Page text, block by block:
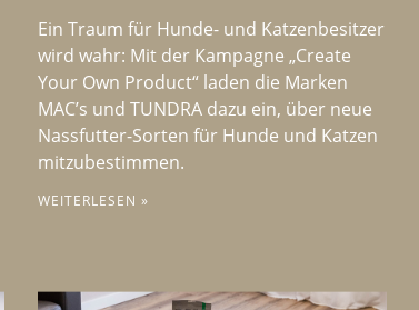
Ein Traum für Hunde- und Katzenbesitzer
wird wahr: Mit der Kampagne „Create
Your Own Product“ laden die Marken
MAC’s und TUNDRA dazu ein, über neue
Nassfutter-Sorten für Hunde und Katzen
mitzubestimmen.
WEITERLESEN »